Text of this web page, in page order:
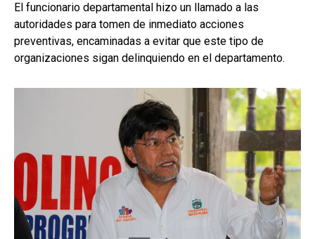
El funcionario departamental hizo un llamado a las
autoridades para tomen de inmediato acciones
preventivas, encaminadas a evitar que este tipo de
organizaciones sigan delinquiendo en el departamento.